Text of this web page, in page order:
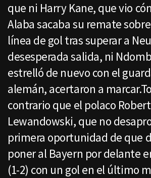
que ni Harry Kane, que vio
Alaba sacaba su remate
línea de gol tras superar a
desesperada salida, ni
estrelló de nuevo con el
alemán, acertaron a
contrario que el polaco Robert
Lewandowski, que no
primera oportunidad de que
poner al Bayern por delante
(1-2) con un gol en el último